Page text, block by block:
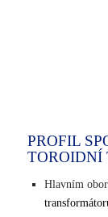
PROFIL
TOROIDNÍ
Hlavním